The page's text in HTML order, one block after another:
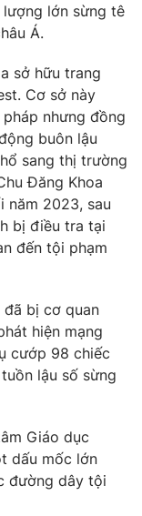
Việt
lớn sừng tê
Á.
sở hữu trang
Cơ sở này
nhưng đồng
buôn lậu
sang thị trường
Đăng Khoa
năm 2023, sau
bị điều tra tại
đến tội phạm
bị cơ quan
hiện mạng
cướp 98 chiếc
lậu số sừng
Giáo dục
dấu mốc lớn
đường dây tội